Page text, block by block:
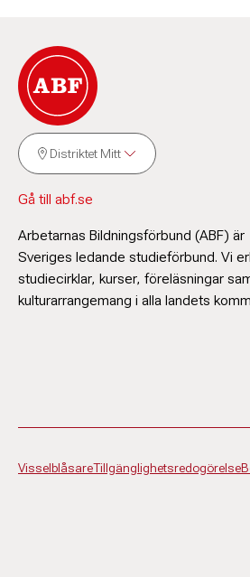
Distriktet Mitt
Gå till abf.se
Arbetarnas Bildningsförbund (ABF) är
Sveriges ledande studieförbund. Vi
studiecirklar, kurser, föreläsningar
kulturarrangemang i alla landets
VisselblåsareTillgänglighetsredogörelse